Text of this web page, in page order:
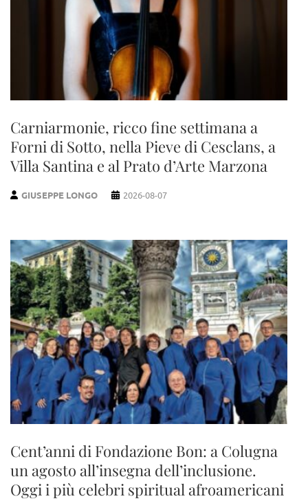
Carniarmonie, ricco fine settimana a
Forni di Sotto, nella Pieve di Cesclans, a
Villa Santina e al Prato d’Arte Marzona
GIUSEPPE LONGO 2026-08-07
Cent’anni di Fondazione Bon: a Colugna
un agosto all’insegna dell’inclusione.
Oggi i più celebri spiritual afroamericani